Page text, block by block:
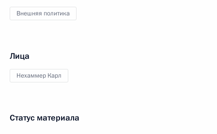
Внешняя политика
Лица
Нехаммер Карл
Статус материала